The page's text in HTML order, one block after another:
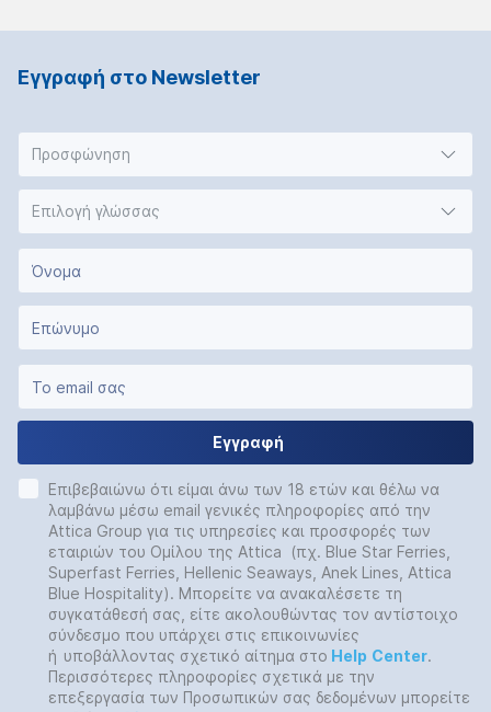
Εγγραφή στο Νewsletter
Προσφώνηση
Επιλογή γλώσσας
Εγγραφή
Επιβεβαιώνω ότι είμαι άνω των 18 ετών και θέλω να
λαμβάνω μέσω email γενικές πληροφορίες από την
Attica Group για τις υπηρεσίες και προσφορές των
εταιριών του Ομίλου της Attica (πχ. Blue Star Ferries,
Superfast Ferries, Hellenic Seaways, Anek Lines, Attica
Blue Hospitality). Μπορείτε να ανακαλέσετε τη
συγκατάθεσή σας, είτε ακολουθώντας τον αντίστοιχο
σύνδεσμο που υπάρχει στις επικοινωνίες
ή υποβάλλοντας σχετικό αίτημα στο Help Center.
Περισσότερες πληροφορίες σχετικά με την
επεξεργασία των Προσωπικών σας δεδομένων μπορείτε